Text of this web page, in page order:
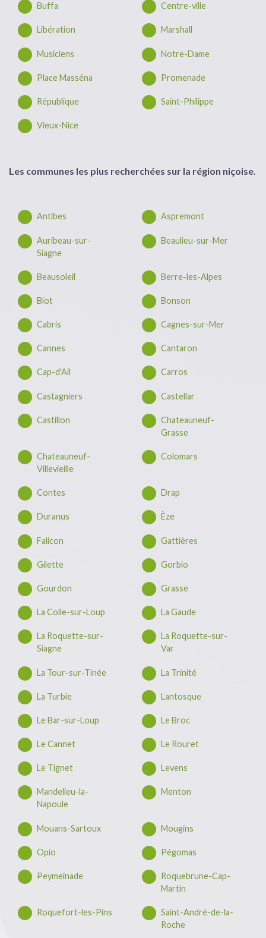
Buffa Centre-ville
Libération Marshall
Musiciens Notre-Dame
Place Masséna Promenade
République Saint-Philippe
Vieux-Nice
Les communes les plus recherchées sur la région niçoise.
Antibes Aspremont
Auribeau-sur-
Siagne
Beaulieu-sur-Mer
Beausoleil Berre-les-Alpes
Biot Bonson
Cabris Cagnes-sur-Mer
Cannes Cantaron
Cap-d'Ail Carros
Castagniers Castellar
Castillon
Chateauneuf-
Grasse
Chateauneuf-
Villevieille
Colomars
Contes Drap
Duranus Èze
Falicon Gattières
Gilette Gorbio
Gourdon Grasse
La Colle-sur-Loup La Gaude
La Roquette-sur-
Siagne
La Roquette-sur-
Var
La Tour-sur-Tinée La Trinité
La Turbie Lantosque
Le Bar-sur-Loup Le Broc
Le Cannet Le Rouret
Le Tignet Levens
Mandelieu-la-
Napoule
Menton
Mouans-Sartoux Mougins
Opio Pégomas
Peymeinade
Roquebrune-Cap-
Martin
Roquefort-les-Pins
Saint-André-de-la-
Roche